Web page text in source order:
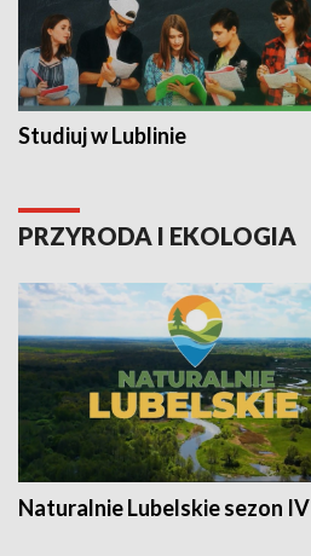
Studiuj w Lublinie
PRZYRODA I EKOLOGIA
Naturalnie Lubelskie sezon IV